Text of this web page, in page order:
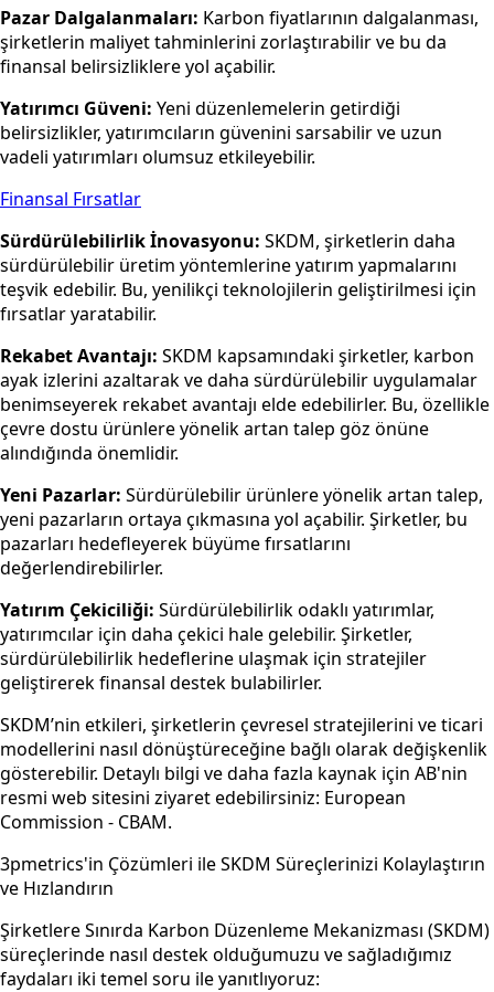
Pazar Dalgalanmaları: Karbon fiyatlarının dalgalanması,
şirketlerin maliyet tahminlerini zorlaştırabilir ve bu da
finansal belirsizliklere yol açabilir.
Yatırımcı Güveni: Yeni düzenlemelerin getirdiği
belirsizlikler, yatırımcıların güvenini sarsabilir ve uzun
vadeli yatırımları olumsuz etkileyebilir.
Finansal Fırsatlar
Sürdürülebilirlik İnovasyonu: SKDM, şirketlerin daha
sürdürülebilir üretim yöntemlerine yatırım yapmalarını
teşvik edebilir. Bu, yenilikçi teknolojilerin geliştirilmesi için
fırsatlar yaratabilir.
Rekabet Avantajı: SKDM kapsamındaki şirketler, karbon
ayak izlerini azaltarak ve daha sürdürülebilir uygulamalar
benimseyerek rekabet avantajı elde edebilirler. Bu, özellikle
çevre dostu ürünlere yönelik artan talep göz önüne
alındığında önemlidir.
Yeni Pazarlar: Sürdürülebilir ürünlere yönelik artan talep,
yeni pazarların ortaya çıkmasına yol açabilir. Şirketler, bu
pazarları hedefleyerek büyüme fırsatlarını
değerlendirebilirler.
Yatırım Çekiciliği: Sürdürülebilirlik odaklı yatırımlar,
yatırımcılar için daha çekici hale gelebilir. Şirketler,
sürdürülebilirlik hedeflerine ulaşmak için stratejiler
geliştirerek finansal destek bulabilirler.
SKDM’nin etkileri, şirketlerin çevresel stratejilerini ve ticari
modellerini nasıl dönüştüreceğine bağlı olarak değişkenlik
gösterebilir. Detaylı bilgi ve daha fazla kaynak için AB'nin
resmi web sitesini ziyaret edebilirsiniz: European
Commission - CBAM.
3pmetrics'in Çözümleri ile SKDM Süreçlerinizi Kolaylaştırın
ve Hızlandırın
Şirketlere Sınırda Karbon Düzenleme Mekanizması (SKDM)
süreçlerinde nasıl destek olduğumuzu ve sağladığımız
faydaları iki temel soru ile yanıtlıyoruz: